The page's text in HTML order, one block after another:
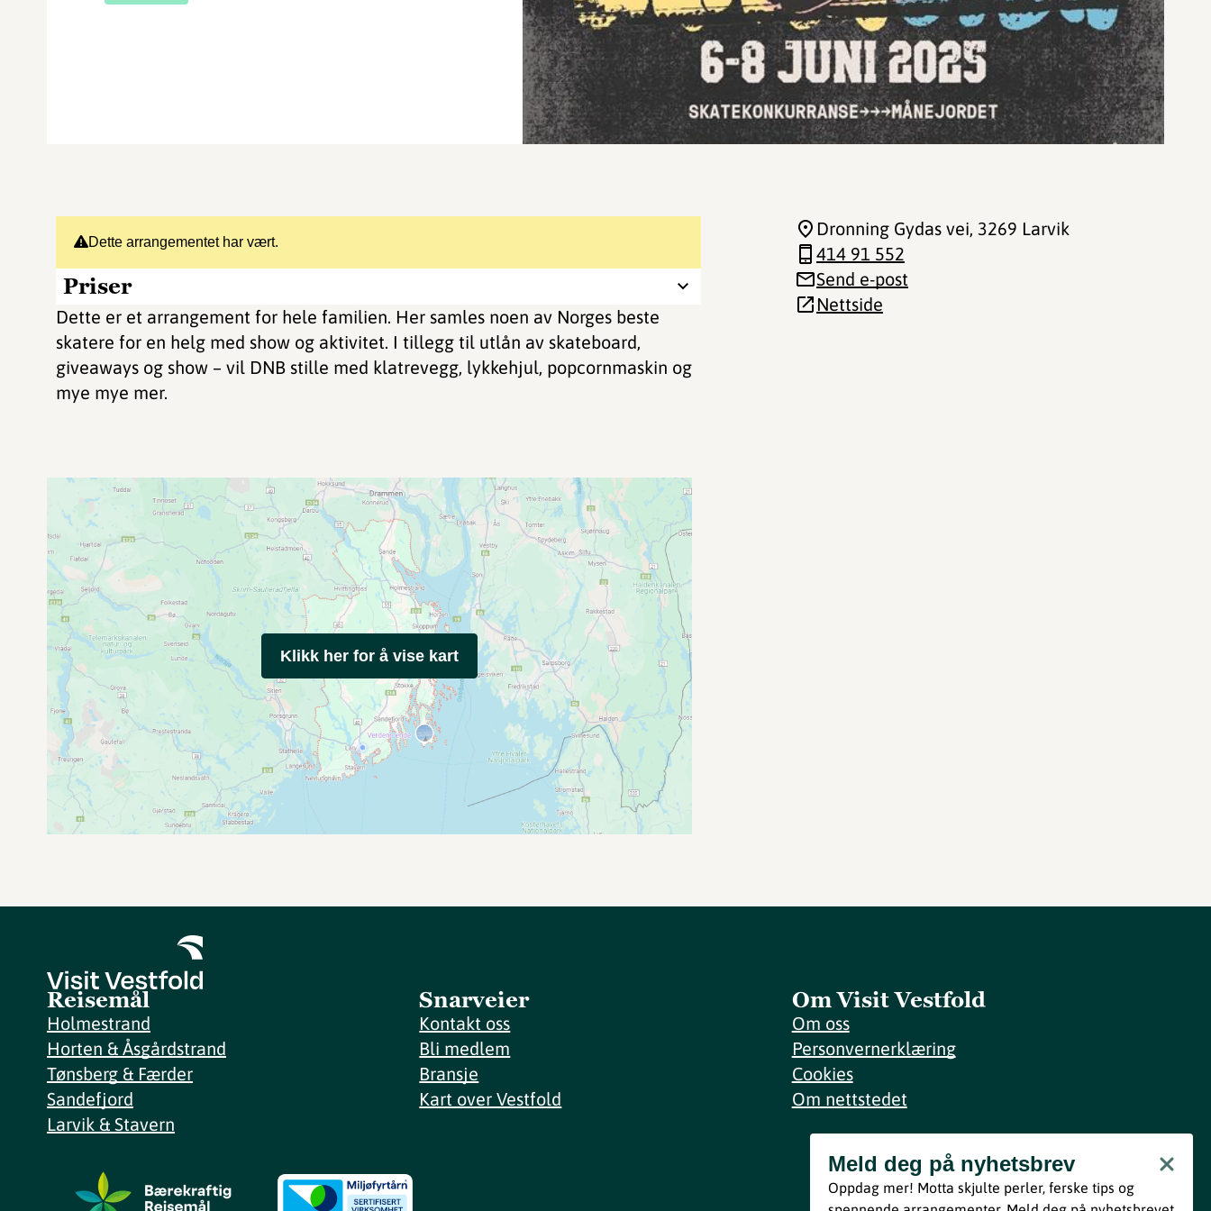
Dette arrangementet har vært.
Priser
Dette er et arrangement for hele familien. Her samles noen av Norges beste
skatere for en helg med show og aktivitet. I tillegg til utlån av skateboard,
giveaways og show – vil DNB stille med klatrevegg, lykkehjul, popcornmaskin og
mye mye mer.
Dronning Gydas vei, 3269 Larvik
414 91 552
Send e-post
Nettside
Klikk her for å vise kart
Reisemål
Holmestrand
Horten & Åsgårdstrand
Tønsberg & Færder
Sandefjord
Larvik & Stavern
Snarveier
Kontakt oss
Bli medlem
Bransje
Kart over Vestfold
Om Visit Vestfold
Om oss
Personvernerklæring
Cookies
Om nettstedet
Meld deg på nyhetsbrev
Bli med
Meld deg på nyhetsbrev
Oppdag mer! Motta skjulte perler, ferske tips og